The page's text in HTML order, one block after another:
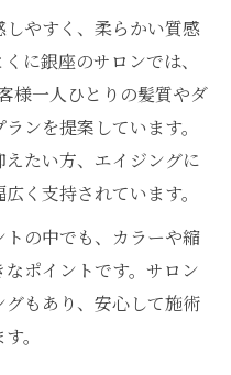
やすく、柔らかい質感
に銀座のサロンでは、
様一人ひとりの髪質やダ
ンを提案しています。
たい方、エイジングに
く支持されています。
の中でも、カラーや縮
ポイントです。サロン
もあり、安心して施術
。